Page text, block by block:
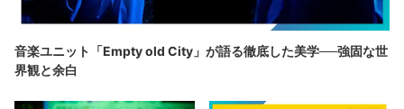
音楽ユニット「Empty old City」が語る徹底した美学──強固な世
界観と余白